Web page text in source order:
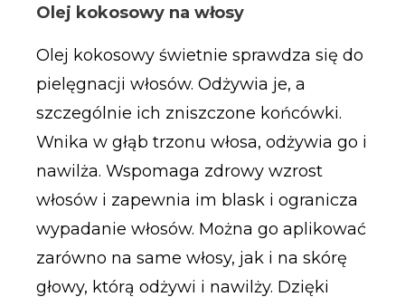
Olej kokosowy na włosy
Olej kokosowy świetnie sprawdza się do
pielęgnacji włosów. Odżywia je, a
szczególnie ich zniszczone końcówki.
Wnika w głąb trzonu włosa, odżywia go i
nawilża. Wspomaga zdrowy wzrost
włosów i zapewnia im blask i ogranicza
wypadanie włosów. Można go aplikować
zarówno na same włosy, jak i na skórę
głowy, którą odżywi i nawilży. Dzięki